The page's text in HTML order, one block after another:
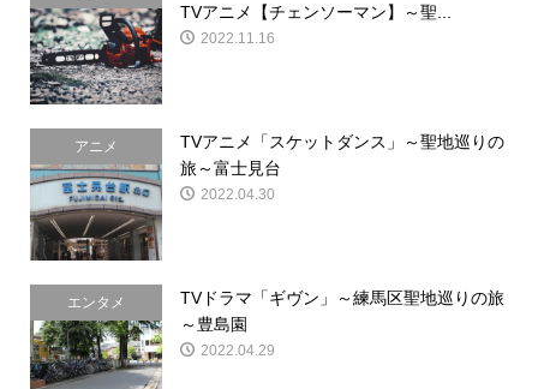
TVアニメ【チェンソーマン】～聖...
2022.11.16
アニメ
TVアニメ「スケットダンス」～聖地巡りの
旅～富士見台
2022.04.30
エンタメ
TVドラマ「ギヴン」～練馬区聖地巡りの旅
～豊島園
2022.04.29